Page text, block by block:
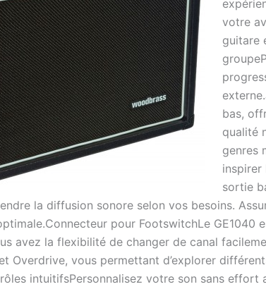
votre
guitare
bas,
qualité
genres
inspirer
sortie
la diffusion sonore selon vos besoins.
pour FootswitchLe GE1040
avez la flexibilité de changer de canal
Overdrive, vous permettant d’explorer
intuitifsPersonnalisez votre son sans effort